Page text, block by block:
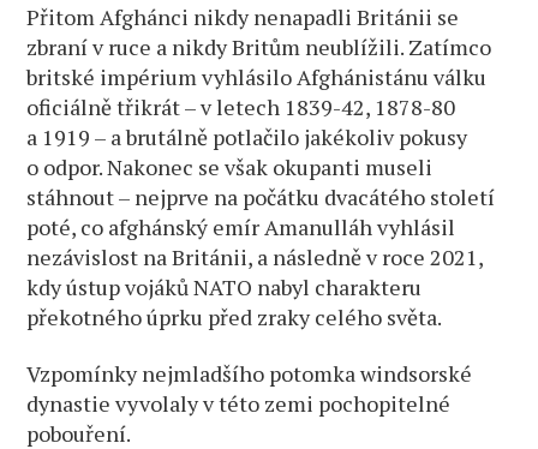
Přitom Afghánci nikdy nenapadli Británii se
zbraní v ruce a nikdy Britům neublížili. Zatímco
britské impérium vyhlásilo Afghánistánu válku
oficiálně třikrát – v letech 1839-42, 1878-80
a 1919 – a brutálně potlačilo jakékoliv pokusy
o odpor. Nakonec se však okupanti museli
stáhnout – nejprve na počátku dvacátého století
poté, co afghánský emír Amanulláh vyhlásil
nezávislost na Británii, a následně v roce 2021,
kdy ústup vojáků NATO nabyl charakteru
překotného úprku před zraky celého světa.
Vzpomínky nejmladšího potomka windsorské
dynastie vyvolaly v této zemi pochopitelné
pobouření.